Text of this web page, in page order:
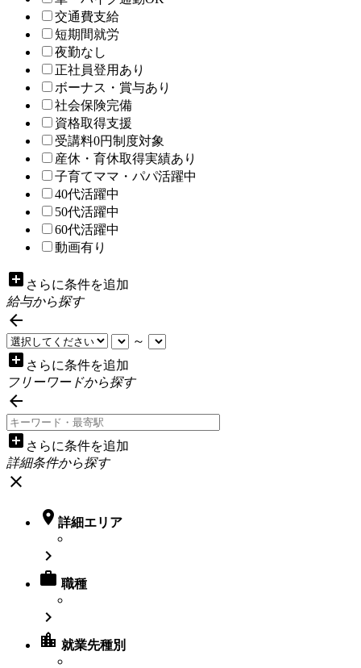
交通費支給
短期間就労
夜勤なし
正社員登用あり
ボーナス・賞与あり
社会保険完備
資格取得支援
受講料0円制度対象
産休・育休取得実績あり
子育てママ・パパ活躍中
40代活躍中
50代活躍中
60代活躍中
動画有り
add_box さらに条件を追加
給与から探す

～
add_box さらに条件を追加
フリーワードから探す

add_box さらに条件を追加
詳細条件から探す
close
 詳細エリア

 職種

location_city 就業先種別